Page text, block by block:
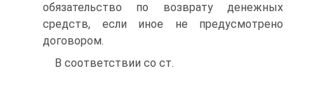
обязательство по возврату денежных
средств, если иное не предусмотрено
договором.
В соответствии со ст.